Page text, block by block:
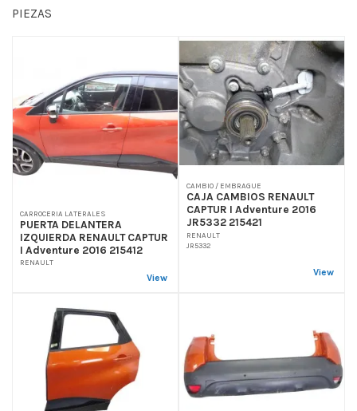
PIEZAS
CARROCERIA LATERALES
PUERTA DELANTERA
IZQUIERDA RENAULT CAPTUR
I Adventure 2016 215412
RENAULT
View
CAMBIO / EMBRAGUE
CAJA CAMBIOS RENAULT
CAPTUR I Adventure 2016
JR5332 215421
RENAULT
JR5332
View